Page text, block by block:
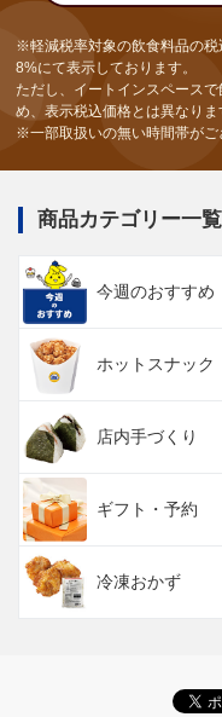
※軽減税率対象の飲食料品の
8%にて表示しております。
ただし、イートインスペース
め、表示税込価格とは異なりま
※一部取扱いの無い時間帯がご
商品カテゴリー一覧
今週のおすすめ
ホットスナック
店内手づくり
ギフト・予約
冷凍おかず